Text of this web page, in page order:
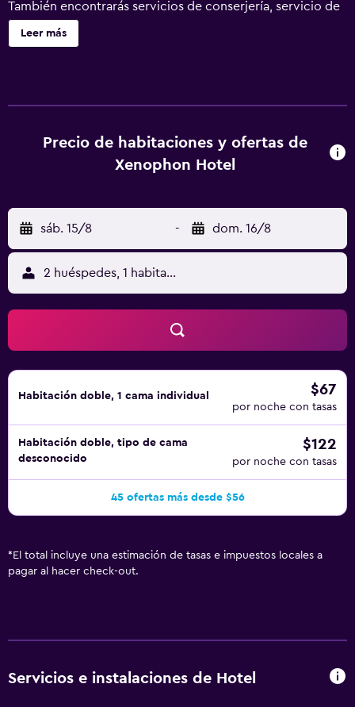
También encontrarás servicios de conserjería, servicio de
tintorería y servicio de recepción 24 horas. Xenophon
Hotel ofrece 186 alojamientos con aire acondicionado,
acceso a Internet wifi gratis. Los servicios para las
personas de negocios incluyen escritorio y teléfono. Se
Leer más
Precio de habitaciones y ofertas de
Xenophon Hotel
sáb. 15/8 - dom. 16/8
2 huéspedes, 1 habitación
Habitación doble, 1 cama individual $67
por noche con tasas
Habitación doble, tipo de cama
desconocido
$122
por noche con tasas
45 ofertas más desde $56
* El total incluye una estimación de tasas e impuestos locales a
pagar al hacer check-out.
Servicios e instalaciones de Hotel